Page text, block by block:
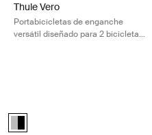
Thule Vero
Portabicicletas de enganche
versátil diseñado para 2 bicicletas
Alu-Black (selected)